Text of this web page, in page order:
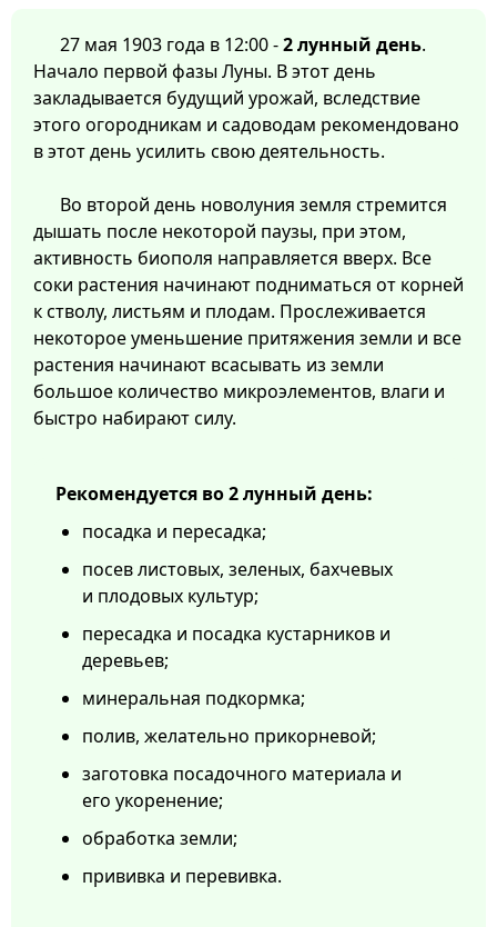
27 мая 1903 года в 12:00 -2 лунный день.
Начало первой фазы Луны. В этот день
закладывается будущий урожай, вследствие
этого огородникам и садоводам рекомендовано
в этот день усилить свою деятельность.
Во второй день новолуния земля стремится
дышать после некоторой паузы, при этом,
активность биополя направляется вверх. Все
соки растения начинают подниматься от корней
к стволу, листьям и плодам. Прослеживается
некоторое уменьшение притяжения земли и все
растения начинают всасывать из земли
большое количество микроэлементов, влаги и
быстро набирают силу.
Рекомендуется во 2 лунный день:
посадка и пересадка;
посев листовых, зеленых, бахчевых
и плодовых культур;
пересадка и посадка кустарников и
деревьев;
минеральная подкормка;
полив, желательно прикорневой;
заготовка посадочного материала и
его укоренение;
обработка земли;
прививка и перевивка.